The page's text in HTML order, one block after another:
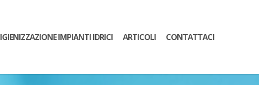
IGIENIZZAZIONE IMPIANTI IDRICI ARTICOLI CONTATTACI